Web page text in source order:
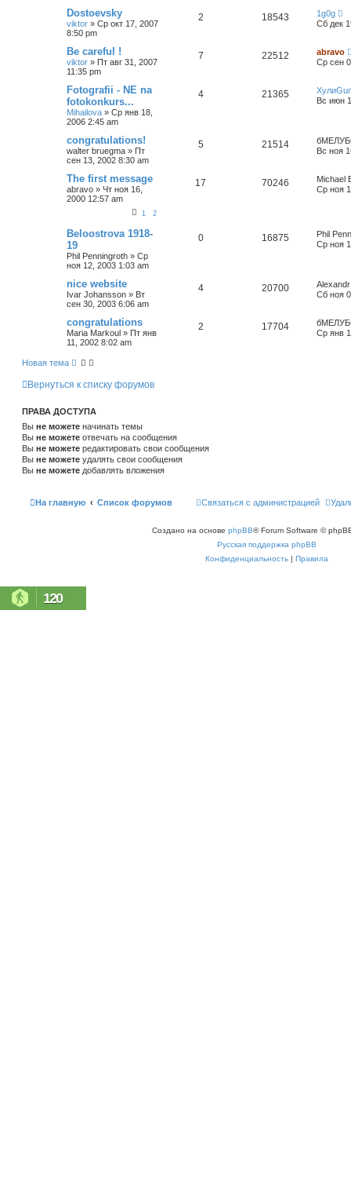
Dostoevsky
viktor » Ср окт 17, 2007
8:50 pm
2 18543
1g0g
Сб дек
Be careful !
viktor » Пт авг 31, 2007
11:35 pm
7 22512
abravo
Ср сен
Fotografii - NE na
fotokonkurs...
Mihailova » Ср янв 18,
2006 2:45 am
4 21365
Вс июн
congratulations!
walter bruegma » Пт
сен 13, 2002 8:30 am
5 21514
Вс ноя
The first message
abravo » Чт ноя 16,
2000 12:57 am
1 2
17 70246
Michael
Ср ноя
Beloostrova 1918-
19
Phil Penningroth » Ср
ноя 12, 2003 1:03 am
0 16875
Phil
Ср ноя
nice website
Ivar Johansson » Вт
сен 30, 2003 6:06 am
4 20700
Сб ноя
congratulations
Maria Markoul » Пт янв
11, 2002 8:02 am
2 17704
Ср янв
Новая тема
Вернуться к списку форумов
ПРАВА ДОСТУПА
Вы не можете начинать темы
Вы не можете отвечать на сообщения
Вы не можете редактировать свои сообщения
Вы не можете удалять свои сообщения
Вы не можете добавлять вложения
На главную Список форумов Связаться с администрацией
Создано на основе phpBB® Forum Software ©
Русская поддержка phpBB
Конфиденциальность | Правила
120